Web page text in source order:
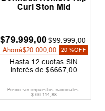
Curl Ston Mid
$79.999,00 $99.999,00
Ahorrá$20 000,00 20 %OFF
Hasta 12 cuotas SIN
interés de$6667,00
Precio sin impuestos nacionales:
$ 66.114,88